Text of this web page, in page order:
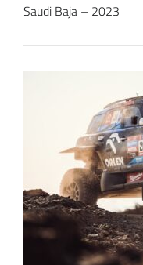
Saudi Baja – 2023